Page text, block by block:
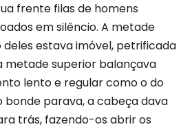
frente filas de homens
em silêncio. A metade
estava imóvel, petrificada
metade superior balançava
lento e regular como o do
bonde parava, a cabeça dava
trás, fazendo-os abrir os